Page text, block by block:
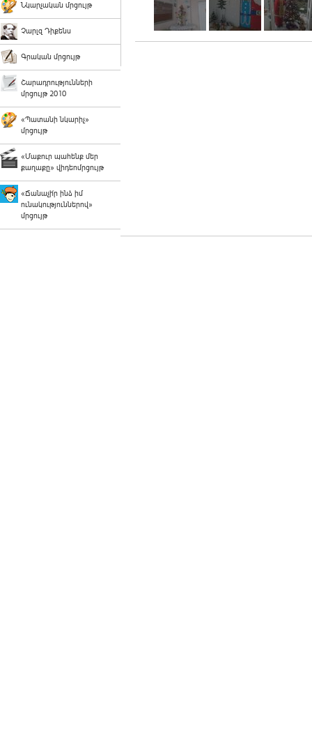
Նկարչական մրցույթ
Չարլզ Դիքենս
Գրական մրցույթ
Շարադրությունների
մրցույթ 2010
«Պատանի նկարիչ»
մրցույթ
«Մաքուր պահենք մեր
քաղաքը» վիդեոմրցույթ
«Ճանաչի՛ր ինձ իմ
ունակություններով»
մրցույթ